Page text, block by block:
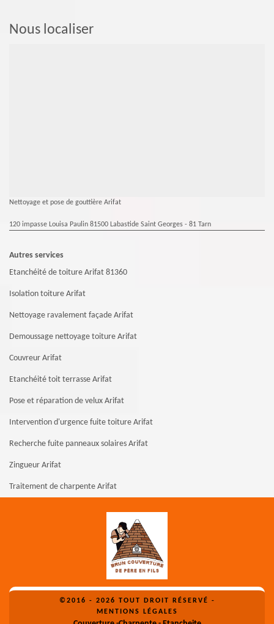
Nous localiser
Nettoyage et pose de gouttière Arifat
120 impasse Louisa Paulin 81500 Labastide Saint Georges - 81 Tarn
Autres services
Etanchéité de toiture Arifat 81360
Isolation toiture Arifat
Nettoyage ravalement façade Arifat
Demoussage nettoyage toiture Arifat
Couvreur Arifat
Etanchéité toit terrasse Arifat
Pose et réparation de velux Arifat
Intervention d'urgence fuite toiture Arifat
Recherche fuite panneaux solaires Arifat
Zingueur Arifat
Traitement de charpente Arifat
©2016 - 2026 TOUT DROIT RÉSERVÉ -
MENTIONS LÉGALES